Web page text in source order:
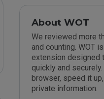
About WOT
We reviewed more
and counting. WOT
extension designed
quickly and
browser, speed it
private information.